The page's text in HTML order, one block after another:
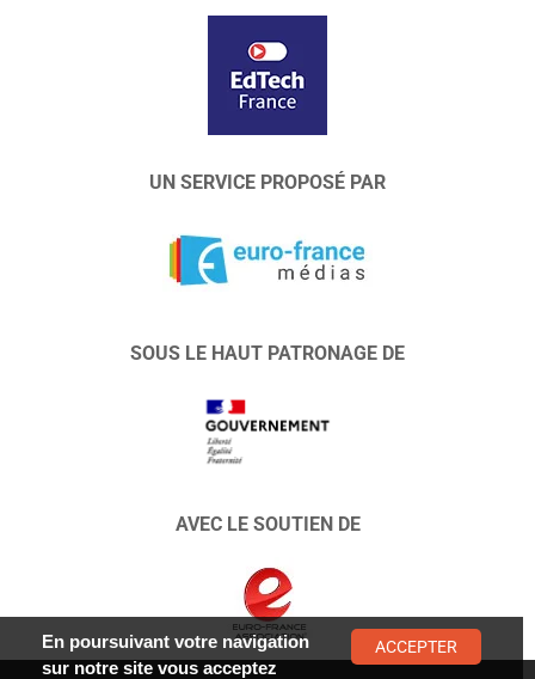
UN SERVICE PROPOSÉ PAR
SOUS LE HAUT PATRONAGE DE
AVEC LE SOUTIEN DE
En poursuivant votre navigation
sur notre site vous acceptez
ACCEPTER